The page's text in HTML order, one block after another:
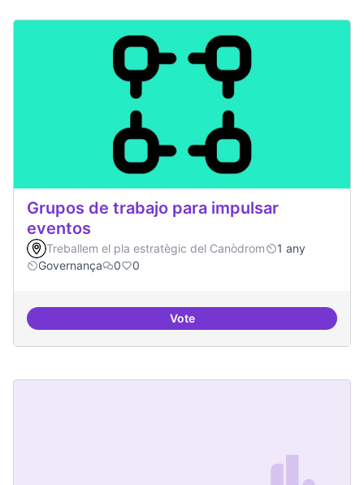
Grupos de trabajo para impulsar
eventos
Treballem el pla estratègic del Canòdrom
1 any
Governança
0 0
VoteGrupos de trabajo para impulsar